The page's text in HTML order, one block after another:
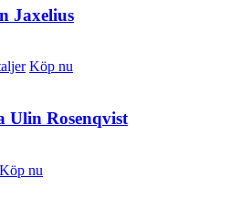
Jaxelius
Köp nu
Ulin Rosenqvist
Köp nu